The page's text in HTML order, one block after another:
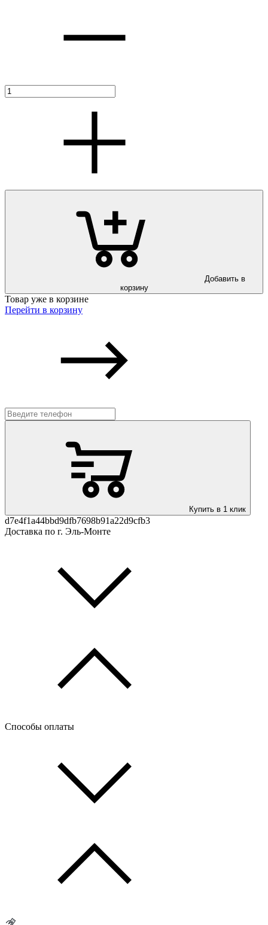
корзину
Товар уже в корзине
Перейти в корзину
Купить в 1 клик
d7e4f1a44bbd9dfb7698b91a22d9cfb3
Доставка по г. Эль-Монте
Способы оплаты